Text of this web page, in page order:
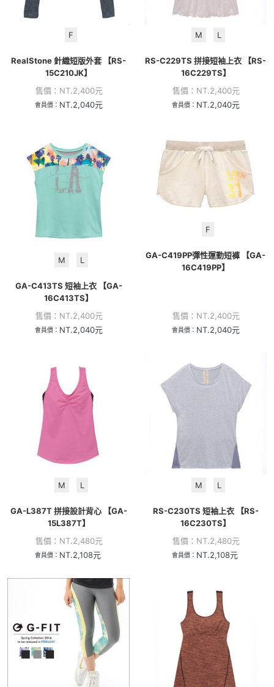
F
RealStone 針織短版外套 【RS-
15C210JK】
售價： NT.2,400元
會員價： NT.2,040元
M L
RS-C229TS 拼接短袖上衣 【RS-
16C229TS】
售價： NT.2,400元
會員價： NT.2,040元
M L
GA-C413TS 短袖上衣 【GA-
16C413TS】
售價： NT.2,400元
會員價： NT.2,040元
F
GA-C419PP彈性運動短褲 【GA-
16C419PP】
售價： NT.2,400元
會員價： NT.2,040元
M L
GA-L387T 拼接設計背心 【GA-
15L387T】
售價： NT.2,480元
會員價： NT.2,108元
M L
RS-C230TS 短袖上衣 【RS-
16C230TS】
售價： NT.2,480元
會員價： NT.2,108元